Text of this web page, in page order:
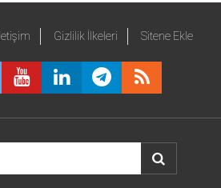
İletişim Gizlilik İlkeleri Sitene Ekle